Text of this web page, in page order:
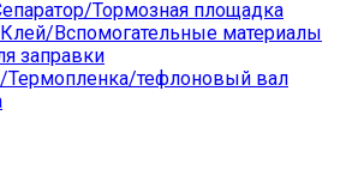
Тормозная площадка
Вспомогательные материалы
заправки
тефлоновый вал